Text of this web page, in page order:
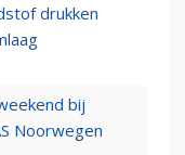
drukken
bij
Noorwegen